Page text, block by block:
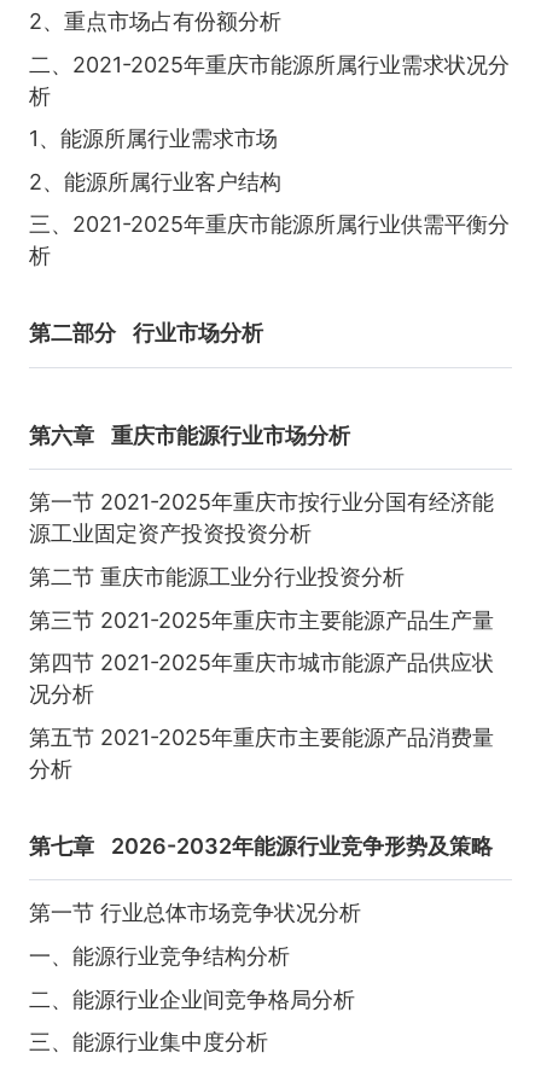
2、重点市场占有份额分析
二、2021-2025年重庆市能源所属行业需求状况分
析
1、能源所属行业需求市场
2、能源所属行业客户结构
三、2021-2025年重庆市能源所属行业供需平衡分
析
第二部分 行业市场分析
第六章 重庆市能源行业市场分析
第一节 2021-2025年重庆市按行业分国有经济能
源工业固定资产投资投资分析
第二节 重庆市能源工业分行业投资分析
第三节 2021-2025年重庆市主要能源产品生产量
第四节 2021-2025年重庆市城市能源产品供应状
况分析
第五节 2021-2025年重庆市主要能源产品消费量
分析
第七章 2026-2032年能源行业竞争形势及策略
第一节 行业总体市场竞争状况分析
一、能源行业竞争结构分析
二、能源行业企业间竞争格局分析
三、能源行业集中度分析